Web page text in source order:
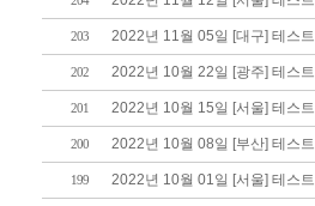
203 2022년 11월 05일 [대구] 테스
202 2022년 10월 22일 [광주] 테스
201 2022년 10월 15일 [서울] 테스
200 2022년 10월 08일 [부산] 테스
199 2022년 10월 01일 [서울] 테스